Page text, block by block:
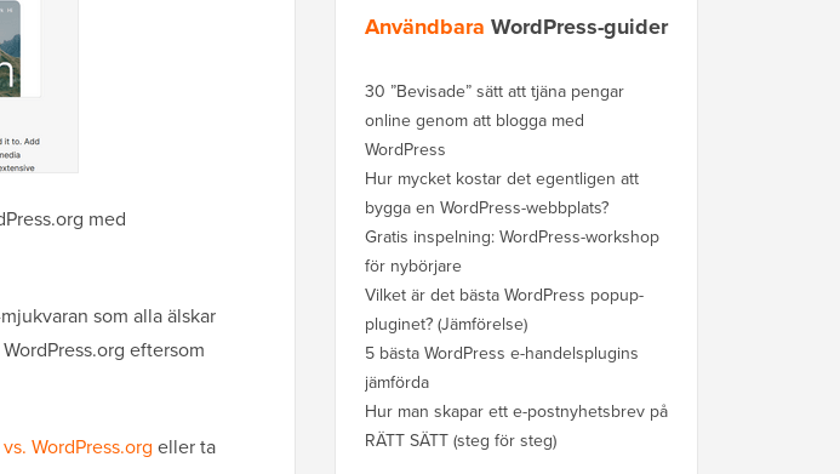
med
som alla älskar
eftersom
WordPress.org eller ta
Användbara WordPress-guider
30 ”Bevisade” sätt att tjäna pengar
online genom att blogga med
WordPress
Hur mycket kostar det egentligen att
bygga en WordPress-webbplats?
Gratis inspelning: WordPress-workshop
för nybörjare
Vilket är det bästa WordPress popup-
pluginet? (Jämförelse)
5 bästa WordPress e-handelsplugins
jämförda
Hur man skapar ett e-postnyhetsbrev på
RÄTT SÄTT (steg för steg)